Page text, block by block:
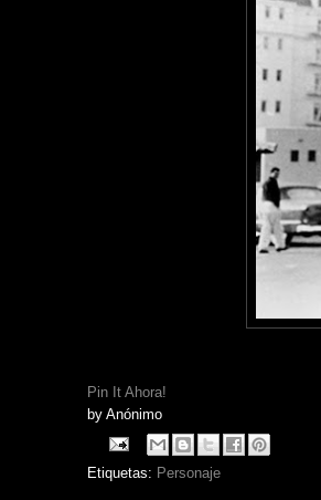
Pin It Ahora!
by Anónimo
Etiquetas: Personaje